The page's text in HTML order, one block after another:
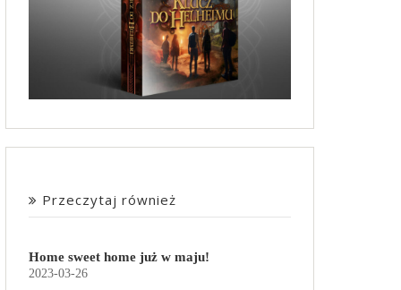
Przeczytaj również
Home sweet home już w maju!
2023-03-26